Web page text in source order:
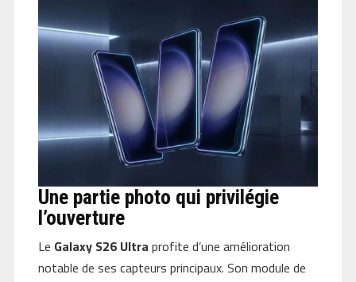
Une partie photo qui privilégie
l’ouverture
Le Galaxy S26 Ultra profite d’une amélioration
notable de ses capteurs principaux. Son module de